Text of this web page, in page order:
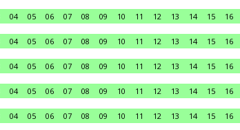
04 05 06 07 08 09 10 11 12 13 14 15 16
04 05 06 07 08 09 10 11 12 13 14 15 16
04 05 06 07 08 09 10 11 12 13 14 15 16
04 05 06 07 08 09 10 11 12 13 14 15 16
04 05 06 07 08 09 10 11 12 13 14 15 16